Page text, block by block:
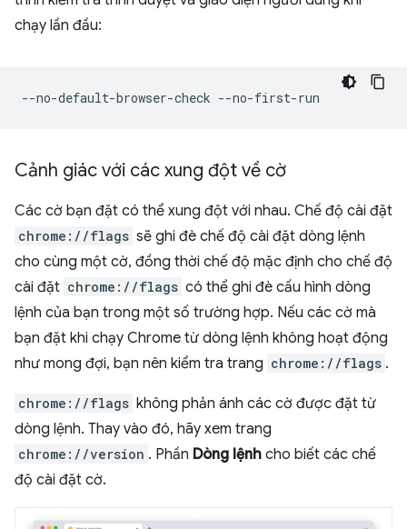
chạy lần đầu:
Cảnh giác với các xung đột về cờ
Các cờ bạn đặt có thể xung đột với nhau. Chế độ cài đặt
chrome://flags sẽ ghi đè chế độ cài đặt dòng lệnh
cho cùng một cờ, đồng thời chế độ mặc định cho chế độ
cài đặt chrome://flags có thể ghi đè cấu hình dòng
lệnh của bạn trong một số trường hợp. Nếu các cờ mà
bạn đặt khi chạy Chrome từ dòng lệnh không hoạt động
như mong đợi, bạn nên kiểm tra trang chrome://flags .
chrome://flags không phản ánh các cờ được đặt từ
dòng lệnh. Thay vào đó, hãy xem trang
chrome://version . Phần Dòng lệnh cho biết các chế
độ cài đặt cờ.